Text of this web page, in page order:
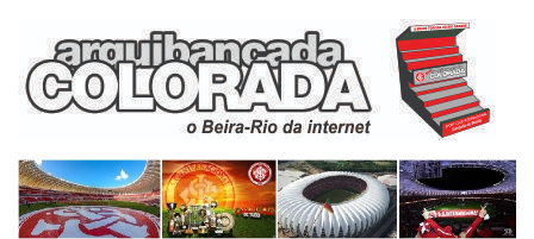
content
Arquibancada Colorada